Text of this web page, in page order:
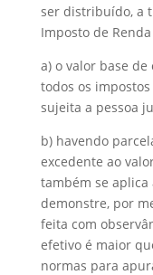
ser distribuído, a
Imposto de
a) o valor base
todos os
sujeita a pessoa
b) havendo
excedente ao
também se aplica
demonstre, por
feita com
efetivo é maior
normas para